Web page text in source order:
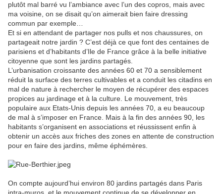
plutôt mal barré vu l’ambiance avec l’un des copros, mais avec
ma voisine, on se disait qu’on aimerait bien faire dressing
commun par exemple…
Et si en attendant de partager nos pulls et nos chaussures, on
partageait notre jardin ? C’est déjà ce que font des centaines de
parisiens et d’habitants d’Ile de France grâce à la belle initiative
citoyenne que sont les jardins partagés.
L’urbanisation croissante des années 60 et 70 a sensiblement
réduit la surface des terres cultivables et a conduit les citadins en
mal de nature à rechercher le moyen de récupérer des espaces
propices au jardinage et à la culture. Le mouvement, très
populaire aux Etats-Unis depuis les années 70, a eu beaucoup
de mal à s’imposer en France. Mais à la fin des années 90, les
habitants s’organisent en associations et réussissent enfin à
obtenir un accès aux friches des zones en attente de construction
pour en faire des jardins, même éphémères.
On compte aujourd’hui environ 80 jardins partagés dans Paris